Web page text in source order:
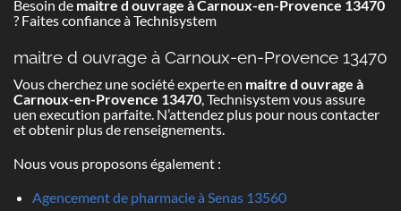
Besoin de maitre d ouvrage à Carnoux-en-Provence 13470
? Faites confiance à Technisystem
maitre d ouvrage à Carnoux-en-Provence 13470
Vous cherchez une société experte en maitre d ouvrage à
Carnoux-en-Provence 13470, Technisystem vous assure
uen execution parfaite. N’attendez plus pour nous contacter
et obtenir plus de renseignements.
Nous vous proposons également :
Agencement de pharmacie à Senas 13560